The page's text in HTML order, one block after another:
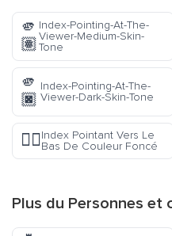
🫵
🏽
Index-Pointing-At-The-
Viewer-Medium-Skin-
Tone
🫵
🏿
Index-Pointing-At-The-
Viewer-Dark-Skin-Tone
👇🏿Index Pointant Vers Le
Bas De Couleur Foncé
Plus du Personnes et